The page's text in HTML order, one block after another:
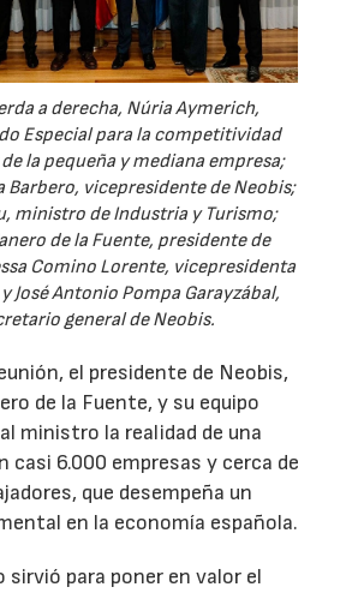
a derecha, Núria Aymerich,
Especial para la competitividad
la pequeña y mediana empresa;
Barbero, vicepresidente de Neobis;
ministro de Industria y Turismo;
de la Fuente, presidente de
Comino Lorente, vicepresidenta
José Antonio Pompa Garayzábal,
general de Neobis.
el presidente de Neobis,
de la Fuente, y su equipo
ministro la realidad de una
casi 6.000 empresas y cerca de
que desempeña un
en la economía española.
sirvió para poner en valor el